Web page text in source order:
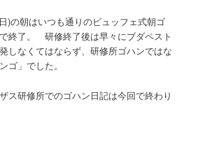
)の朝はいつも通りのビュッフェ式朝ゴ
終了。 研修終了後は早々にブダペスト
しなくてはならず、研修所ゴハンではな
ゴ」でした。
ス研修所でのゴハン日記は今回で終わり